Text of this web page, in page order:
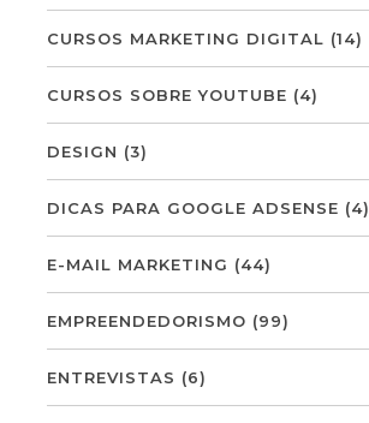
CURSOS MARKETING DIGITAL (14)
CURSOS SOBRE YOUTUBE (4)
DESIGN (3)
DICAS PARA GOOGLE ADSENSE (4)
E-MAIL MARKETING (44)
EMPREENDEDORISMO (99)
ENTREVISTAS (6)